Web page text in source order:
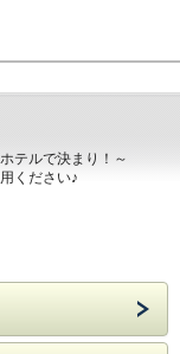
テルで決まり！～
ください♪
変便利なホテルです。
満車の際はお近くのコイ